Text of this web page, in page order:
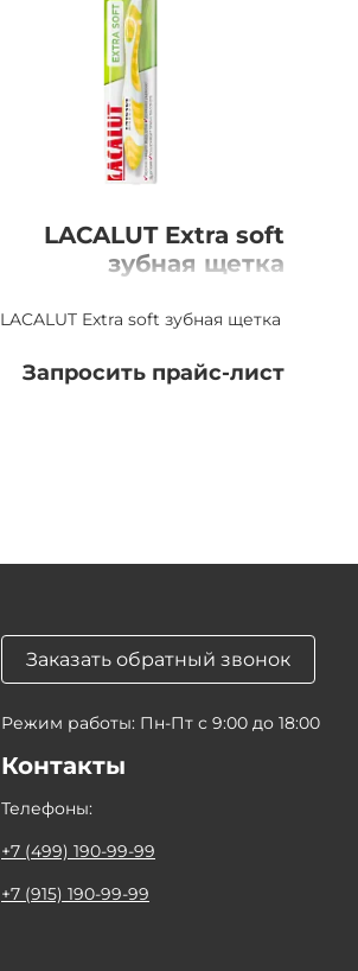
LACALUT Extra soft
зубная щетка
LACALUT Extra soft зубная щетка
Запросить прайс-лист
Заказать обратный звонок
Режим работы: Пн-Пт с 9:00 до 18:00
Контакты
Телефоны:
+7 (499) 190-99-99
+7 (915) 190-99-99